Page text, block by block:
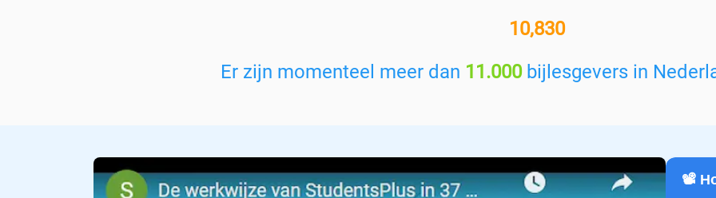
e
n
11,000+ bijlesgevers
Er zijn momenteel meer dan 11.000bijlesgevers in
📽️